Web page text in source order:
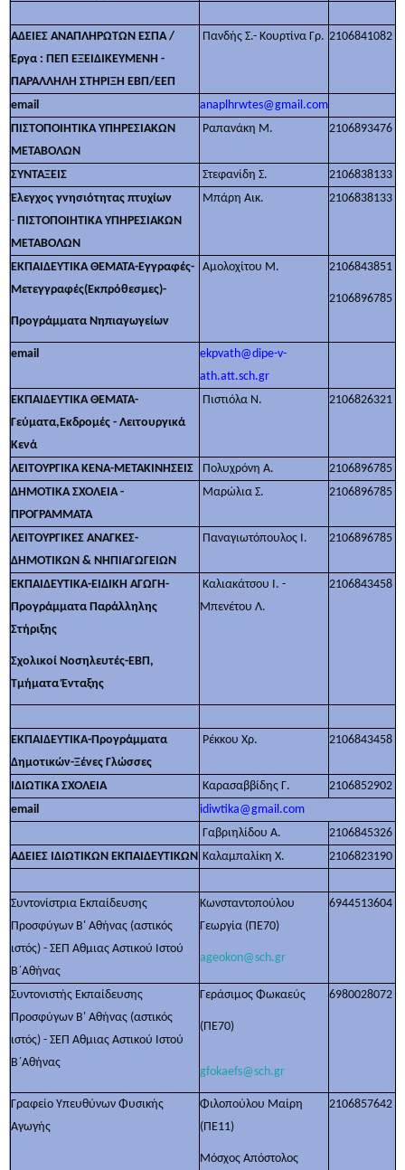
ΑΔΕΙΕΣ ΑΝΑΠΛΗΡΩΤΩΝ ΕΣΠΑ /
Έργα : ΠΕΠ ΕΞΕΙΔΙΚΕΥΜΕΝΗ -
ΠΑΡΑΛΛΗΛΗ ΣΤΗΡΙΞΗ ΕΒΠ/ΕΕΠ
Πανδής Σ.- Κουρτίνα Γρ. 2106841082
email
anaplhrwtes@gmail.com
ΠΙΣΤΟΠΟΙΗΤΙΚΑ ΥΠΗΡΕΣΙΑΚΩΝ
ΜΕΤΑΒΟΛΩΝ
Ραπανάκη Μ. 2106893476
ΣΥΝΤΑΞΕΙΣ Στεφανίδη Σ.
2106838133
Έλεγχος γνησιότητας πτυχίων
- ΠΙΣΤΟΠΟΙΗΤΙΚΑ ΥΠΗΡΕΣΙΑΚΩΝ
ΜΕΤΑΒΟΛΩΝ
Μπάρη Αικ. 2106838133
ΕΚΠΑΙΔΕΥΤΙΚΑ ΘΕΜΑΤΑ-Εγγραφές-
Μετεγγραφές(Εκπρόθεσμες)-
Προγράμματα Νηπιαγωγείων
Αμολοχίτου Μ. 2106843851
2106896785
email
ekpvath@dipe-v-
ath.att.sch.gr
ΕΚΠΑΙΔΕΥΤΙΚΑ ΘΕΜΑΤΑ-
Γεύματα,Εκδρομές - Λειτουργικά
Κενά
Πιστιόλα Ν. 2106826321
ΛΕΙΤΟΥΡΓΙΚΑ ΚΕΝΑ-ΜΕΤΑΚΙΝΗΣΕΙΣ Πολυχρόνη Α.
2106896785
ΔΗΜΟΤΙΚΑ ΣΧΟΛΕΙΑ -
ΠΡΟΓΡΑΜΜΑΤΑ
Μαρώλια Σ. 2106896785
ΛΕΙΤΟΥΡΓΙΚΕΣ ΑΝΑΓΚΕΣ-
ΔΗΜΟΤΙΚΩΝ & ΝΗΠΙΑΓΩΓΕΙΩΝ
Παναγιωτόπουλος Ι. 2106896785
ΕΚΠΑΙΔΕΥΤΙΚΑ-ΕΙΔΙΚΗ ΑΓΩΓΗ-
Προγράμματα Παράλληλης
Στήριξης
Σχολικοί Νοσηλευτές-ΕΒΠ,
Τμήματα Ένταξης
Καλιακάτσου Ι. -
Μπενέτου Λ.
2106843458
ΕΚΠΑΙΔΕΥΤΙΚΑ-Προγράμματα
Δημοτικών-Ξένες Γλώσσες
Ρέκκου Χρ. 2106843458
ΙΔΙΩΤΙΚΑ ΣΧΟΛΕΙΑ Καρασαββίδης Γ.
2106852902
email
idiwtika@gmail.com
Γαβριηλίδου Α.
2106845326
ΑΔΕΙΕΣ ΙΔΙΩΤΙΚΩΝ ΕΚΠΑΙΔΕΥΤΙΚΩΝ Καλαμπαλίκη Χ. 2106823190
Συντονίστρια Εκπαίδευσης
Προσφύγων Β' Αθήνας (αστικός
ιστός) - ΣΕΠ Αθμιας Αστικού Ιστού
Β΄Αθήνας
Κωνσταντοπούλου
Γεωργία (ΠΕ70)
ageokon@sch.gr
6944513604
Συντονιστής Εκπαίδευσης
Προσφύγων Β' Αθήνας (αστικός
ιστός) - ΣΕΠ Αθμιας Αστικού Ιστού
Β΄Αθήνας
Γεράσιμος Φωκαεύς
(ΠΕ70)
gfokaefs@sch.gr
6980028072
Γραφείο Υπευθύνων Φυσικής
Αγωγής
Φιλοπούλου Μαίρη
(ΠΕ11)
Μόσχος Απόστολος
2106857642